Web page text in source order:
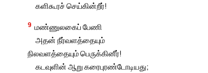
களிகூரச் செய்கின்றீர்!
9 மண்ணுலகைப் பேணி
அதன் நீர்வளத்தையும்
நிலவளத்தையும் பெருக்கினீர்!
கடவுளின் ஆறு கரைபுரண்டோடியது;